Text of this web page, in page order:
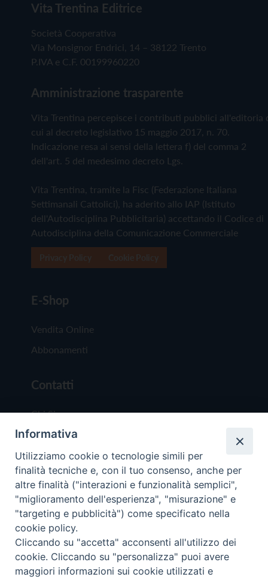
Vita Trentina Editrice
Società Cooperativa
Via Monsignor Endrici, 14 – 38122 Trento
P.IVA e C.F. 00199960220
Amministrazione trasparente
Vita Trentina percepisce i contributi pubblici all'editoria
cui al decreto legislativo 15 maggio 2017, n. 70.
Indicazione resa ai sensi della lettera f) del comma 2
dell'art. 5 del medesimo decreto Lgs.
Vita Trentina, tramite la Fisc (Federazione Italiana
Settimanali Cattolici), ha aderito allo IAP (Istituto
dell'Autodisciplina Pubblicitaria) accettando il Codice di
Autodisciplina della Comunicazione Commerciale
E-Shop
Vendita Online
Abbonamenti
Contatti
Chi Siamo
Redazione
Scrivici
Copyright © 2019 - Tutti i diritti riservati - Vita
Trentina Editrice
Privacy Policy
Informativa
Utilizziamo cookie o tecnologie simili per
finalità tecniche e, con il tuo consenso, anche per
altre finalità ("interazioni e funzionalità semplici",
"miglioramento dell'esperienza", "misurazione" e
"targeting e pubblicità") come specificato nella
cookie policy.
Cliccando su "accetta" acconsenti all'utilizzo dei
cookie. Cliccando su "personalizza" puoi avere
maggiori informazioni sui cookie utilizzati e